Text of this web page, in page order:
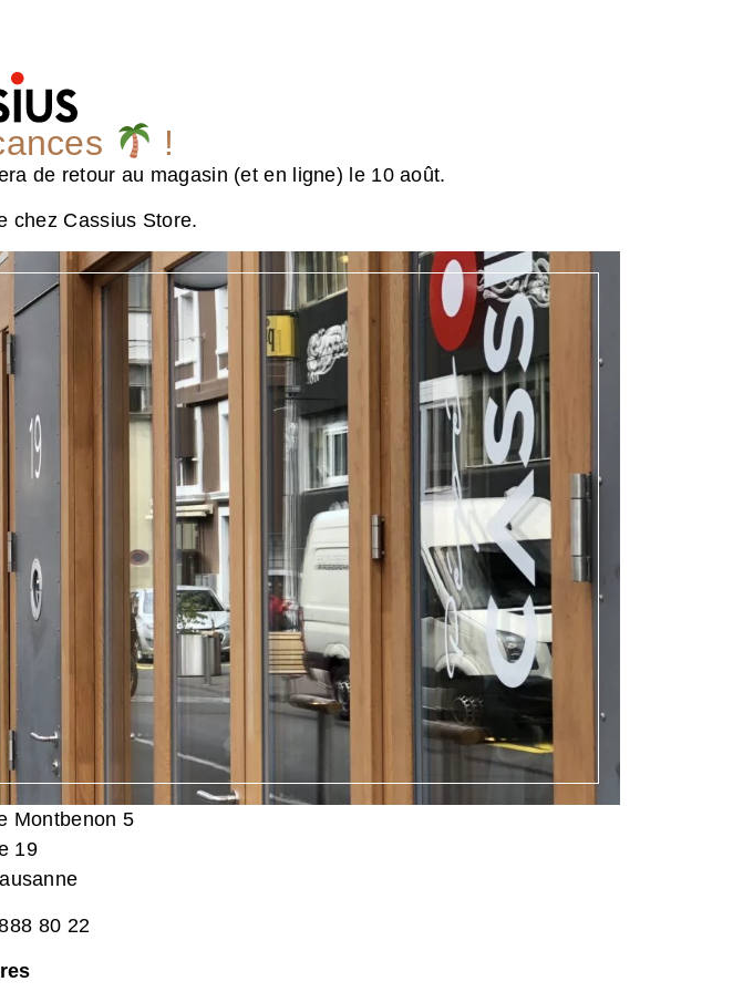
!
de retour au magasin (et en ligne) le 10 août.
chez Cassius Store.
Montbenon 5
19
80 22